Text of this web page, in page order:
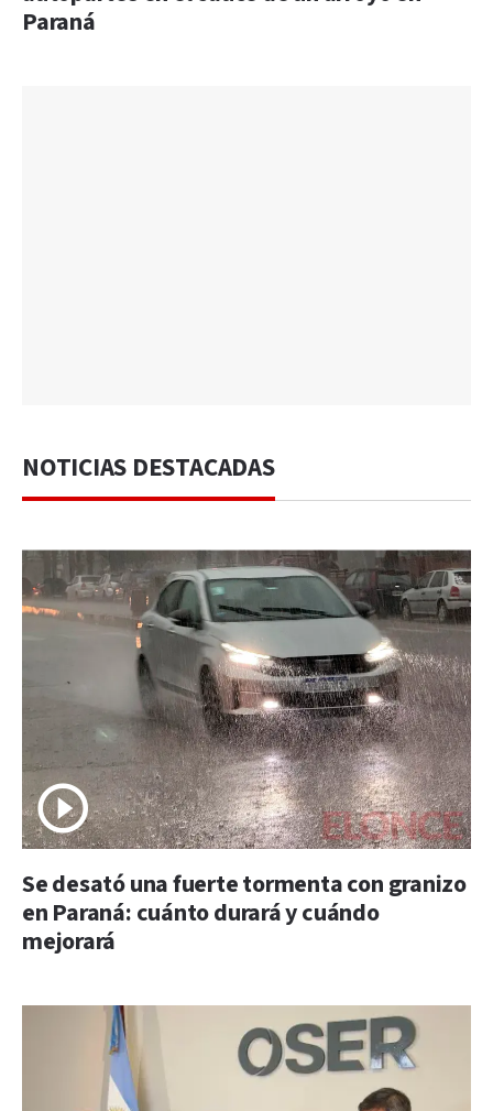
Paraná
NOTICIAS DESTACADAS
Se desató una fuerte tormenta con granizo
en Paraná: cuánto durará y cuándo
mejorará